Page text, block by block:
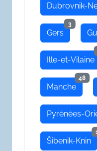
Dubrovnik-
Gers
3
Ille-et-Vilaine
Manche
48
Pyrénées-
Šibenik-Knin